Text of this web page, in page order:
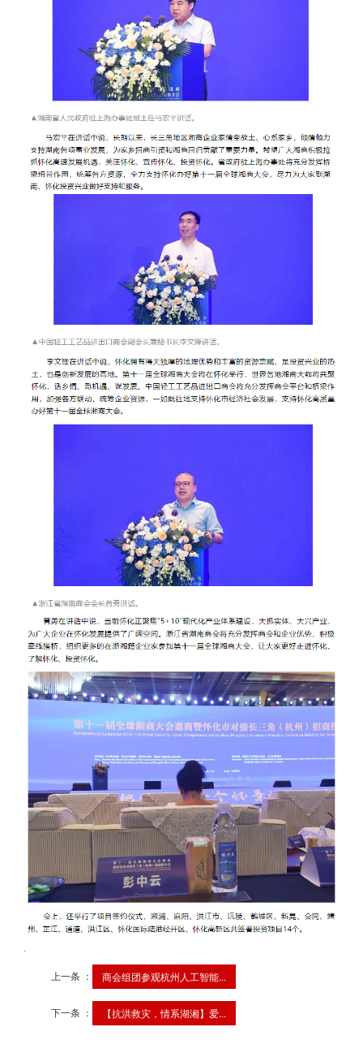
上一条 ： 商会组团参观杭州人工智能...
下一条 ： 【抗洪救灾，情系湖湘】爱...